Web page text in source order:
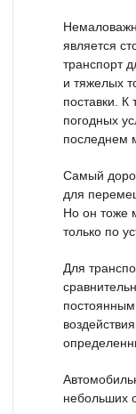
является
транспорт
и тяжелых
поставки.
погодных
последнем
Самый
для
Но он тоже
только по
Для
небольших